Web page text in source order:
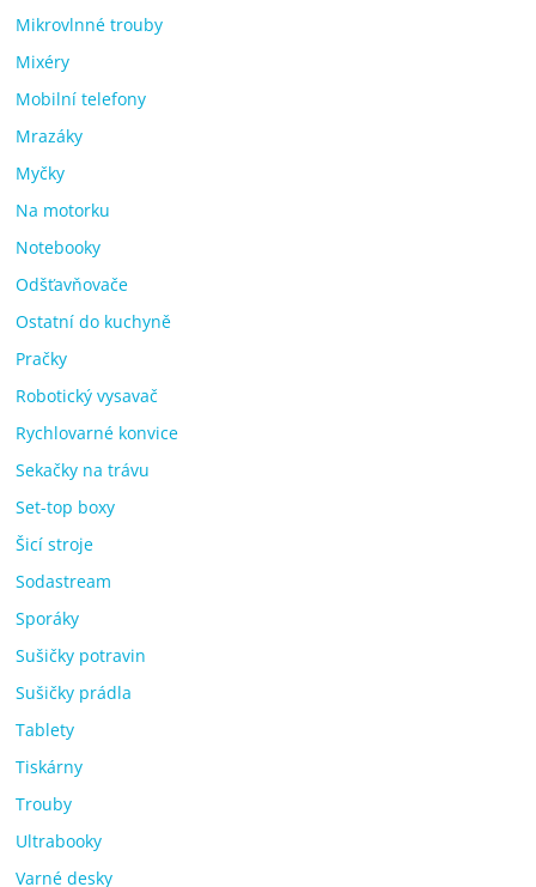
Mikrovlnné trouby
Mixéry
Mobilní telefony
Mrazáky
Myčky
Na motorku
Notebooky
Odšťavňovače
Ostatní do kuchyně
Pračky
Robotický vysavač
Rychlovarné konvice
Sekačky na trávu
Set-top boxy
Šicí stroje
Sodastream
Sporáky
Sušičky potravin
Sušičky prádla
Tablety
Tiskárny
Trouby
Ultrabooky
Varné desky